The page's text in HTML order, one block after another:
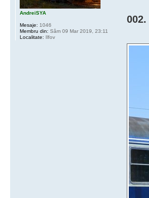
002.
AndreiSYA
Mesaje: 1046
Membru din: Sâm 09 Mar 2019, 23:11
Localitate: Ilfov